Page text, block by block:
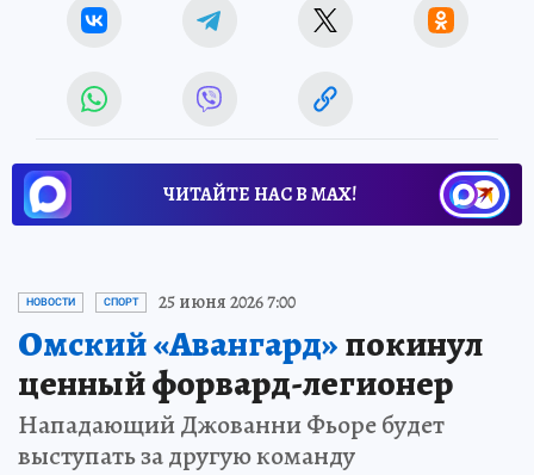
ЧИТАЙТЕ НАС В МАХ!
НОВОСТИ СПОРТ 25 июня 2026 7:00
Омский «Авангард»покинул
ценный форвард-легионер
Нападающий Джованни Фьоре будет
выступать за другую команду